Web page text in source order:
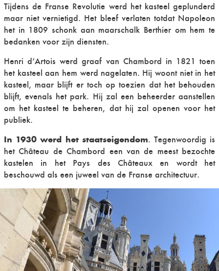
Tijdens de Franse Revolutie werd het kasteel geplunderd
maar niet vernietigd. Het bleef verlaten totdat Napoleon
het in 1809 schonk aan maarschalk Berthier om hem te
bedanken voor zijn diensten.
Henri d’Artois werd graaf van Chambord in 1821 toen
het kasteel aan hem werd nagelaten. Hij woont niet in het
kasteel, maar blijft er toch op toezien dat het behouden
blijft, evenals het park. Hij zal een beheerder aanstellen
om het kasteel te beheren, dat hij zal openen voor het
publiek.
In 1930 werd het staatseigendom. Tegenwoordig is
het Château de Chambord een van de meest bezochte
kastelen in het Pays des Châteaux en wordt het
beschouwd als een juweel van de Franse architectuur.